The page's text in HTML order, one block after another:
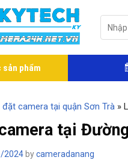
kiếm:
sản phẩm
đặt camera tại quận Sơn Trà »
tại
2024bycameradanang